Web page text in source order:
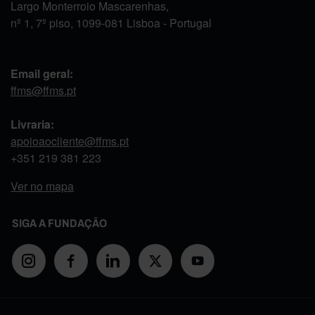
Largo Monterroio Mascarenhas,
nº 1, 7º piso, 1099-081 Lisboa - Portugal
Email geral:
ffms@ffms.pt
Livraria:
apoioaocliente@ffms.pt
+351 219 381 223
Ver no mapa
SIGA A FUNDAÇÃO